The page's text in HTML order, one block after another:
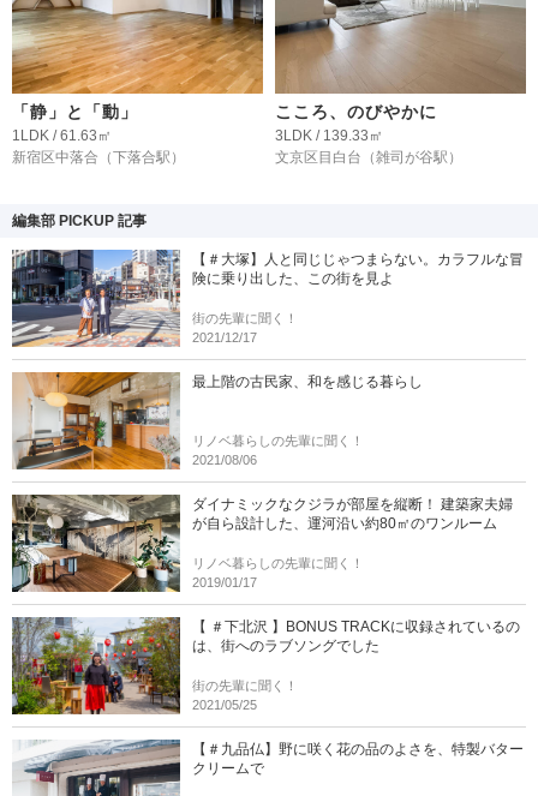
「静」と「動」
1LDK / 61.63㎡
新宿区中落合 （下落合駅）
こころ、のびやかに
3LDK / 139.33㎡
文京区目白台 （雑司が谷駅）
編集部 PICKUP 記事
【＃大塚】人と同じじゃつまらない。カラフルな冒
険に乗り出した、この街を見よ
街の先輩に聞く！
2021/12/17
最上階の古民家、和を感じる暮らし
リノベ暮らしの先輩に聞く！
2021/08/06
ダイナミックなクジラが部屋を縦断！ 建築家夫婦
が自ら設計した、運河沿い約80㎡のワンルーム
リノベ暮らしの先輩に聞く！
2019/01/17
【 ＃下北沢 】BONUS TRACKに収録されているの
は、街へのラブソングでした
街の先輩に聞く！
2021/05/25
【＃九品仏】野に咲く花の品のよさを、特製バター
クリームで